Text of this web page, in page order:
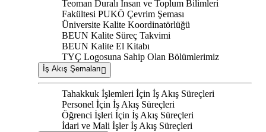
Teoman Duralı İnsan ve Toplum Bilimleri
Fakültesi PUKÖ Çevrim Şeması
Üniversite Kalite Koordinatörlüğü
BEUN Kalite Süreç Takvimi
BEUN Kalite El Kitabı
TYÇ Logosuna Sahip Olan Bölümlerimiz
İş Akış Şemaları
Tahakkuk İşlemleri İçin İş Akış Süreçleri
Personel İçin İş Akış Süreçleri
Öğrenci İşleri İçin İş Akış Süreçleri
İdari ve Mali İşler İş Akış Süreçleri